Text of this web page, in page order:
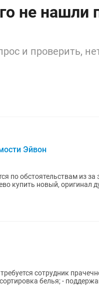
не нашли
и проверить,
Эйвон
по обстоятельствам из
оригинал духи Цены разные на каждый
прачечной. Обязанности: - стирка и
белья; -